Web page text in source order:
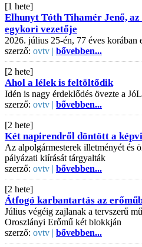
[1 hete]
Elhunyt Tóth Tihamér Jenő,
egykori vezetője
2026. július 25-én, 77 éves korában
szerző: ovtv | bővebben...
[2 hete]
Ahol a lélek is feltöltődik
Idén is nagy érdeklődés övezte a
szerző: ovtv | bővebben...
[2 hete]
Két napirendről döntött a
Az alpolgármesterek illetményét és
pályázati kiírását tárgyalták
szerző: ovtv | bővebben...
[2 hete]
Átfogó karbantartás az
Július végéig zajlanak a tervszerű
Oroszlányi Erőmű két blokkján
szerző: ovtv | bővebben...